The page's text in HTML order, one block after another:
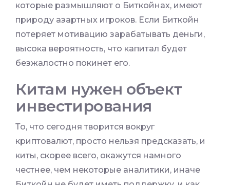
которые размышляют о Биткойнах, имеют
природу азартных игроков. Если Биткойн
потеряет мотивацию зарабатывать деньги,
высока вероятность, что капитал будет
безжалостно покинет его.
Китам нужен объект
инвестирования
То, что сегодня творится вокруг
криптовалют, просто нельзя предсказать, и
киты, скорее всего, окажутся намного
честнее, чем некоторые аналитики, иначе